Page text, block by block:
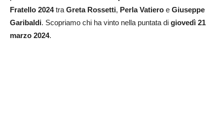
Fratello 2024tra Greta Rossetti, Perla Vatiero e Giuseppe
Garibaldi. Scopriamo chi ha vinto nella puntata di giovedì 21
marzo 2024.